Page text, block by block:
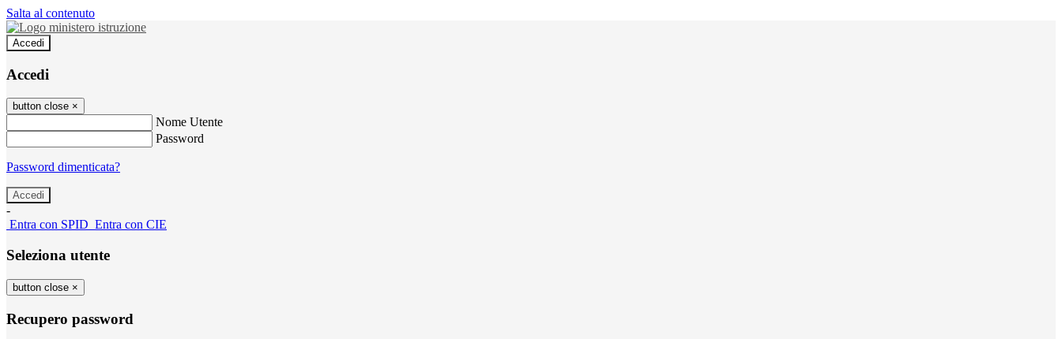
Salta al contenuto
Accedi
Accedi
button close ×
Nome Utente
Password
Password dimenticata?
-
Entra con SPID Entra con CIE
Seleziona utente
button close ×
Recupero password